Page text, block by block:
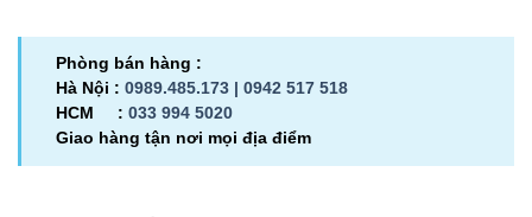
Phòng bán hàng :
Hà Nội : 0989.485.173 | 0942 517 518
HCM : 033 994 5020
Giao hàng tận nơi mọi địa điểm